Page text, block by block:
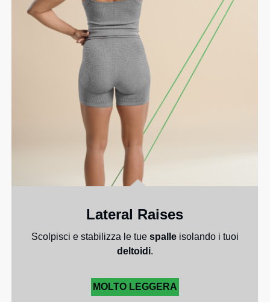
Lateral Raises
Scolpisci e stabilizza le tue spalleisolando i tuoi
deltoidi.
MOLTO LEGGERA